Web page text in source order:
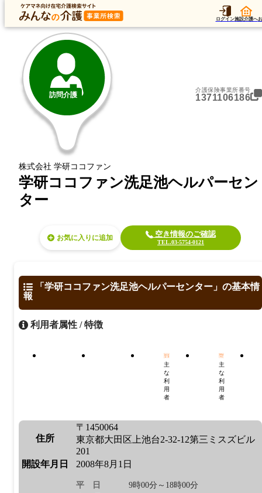
ログイン施設介護へ
トップ データ
トップ 東京都 大田区 訪問介護 学研ココファン洗足池ヘルパーセンター
訪問介護
株式会社 学研ココファン
介護保険事業所番号
1371106186
学研ココファン洗足池ヘルパーセン
ター
お気に入り 空き情報のご確認
TEL.03-5754-0121
「学研ココファン洗足池ヘルパーセンター」の基本情
報
利用者属性 / 特徴
主
な
利
用
者
主
な
利
用
者
住所
〒1450064
東京都大田区上池台2-32-12第三ミスズビル
201
開設年月日
2008年8月1日
平日
9時00分～18時00分